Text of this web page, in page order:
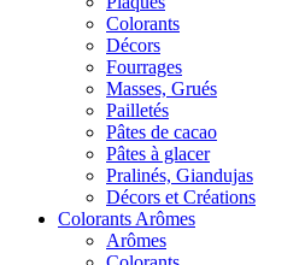
Colorants
Décors
Fourrages
Masses, Grués
Pailletés
Pâtes de cacao
Pâtes à glacer
Pralinés, Giandujas
Décors et Créations
Colorants Arômes
Arômes